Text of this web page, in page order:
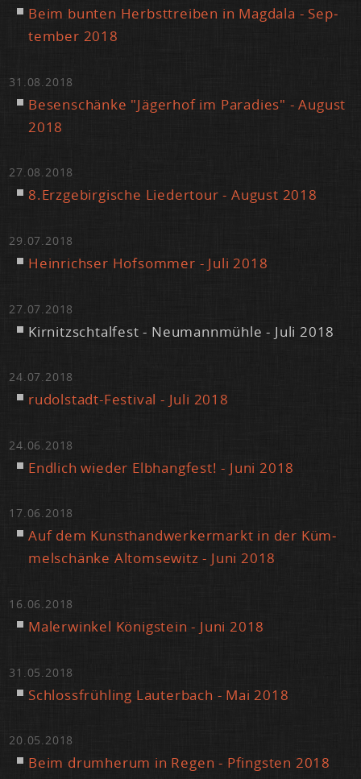
Beim bun­ten Herbst­trei­ben in Mag­da­la - Sep­
tem­ber 2018
31.08.2018
Be­sen­schän­ke "Jä­ger­hof im Pa­ra­dies" - Au­gust
2018
27.08.2018
8.​Erz​gebi​rgis​che Lie­der­tour - Au­gust 2018
29.07.2018
Hein­rich­ser Hof­som­mer - Ju­li 2018
27.07.2018
Kir­nitzsch­tal­fest - Neu­mann­müh­le - Ju­li 2018
24.07.2018
ru­dol­stadt-Fes­ti­val - Ju­li 2018
24.06.2018
End­lich wie­der Elb­hang­fest! - Ju­ni 2018
17.06.2018
Auf dem Kunst­hand­wer­ker­markt in der Küm­
mel­schän­ke Al­tom­se­witz - Ju­ni 2018
16.06.2018
Ma­ler­win­kel Kö­nig­stein - Ju­ni 2018
31.05.2018
Schloss­früh­ling Lau­ter­bach - Mai 2018
20.05.2018
Beim drum­her­um in Re­gen - Pfings­ten 2018